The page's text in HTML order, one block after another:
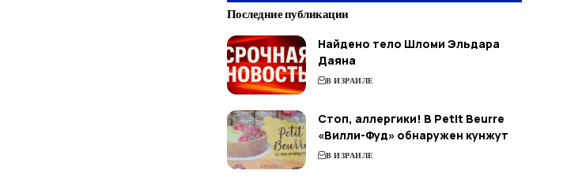
Последние публикации
Найдено тело Шломи Эльдара
Даяна
В ИЗРАИЛЕ
Стоп, аллергики! В Petit Beurre
«Вилли-Фуд» обнаружен кунжут
В ИЗРАИЛЕ